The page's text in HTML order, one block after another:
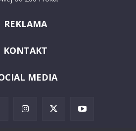
REKLAMA
KONTAKT
MEDIA